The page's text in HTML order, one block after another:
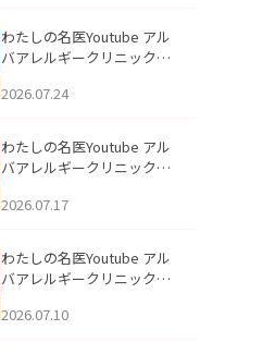
説」を公開いたしました。
わたしの名医Youtube アル
バアレルギークリニック札
える男性へ｜医師が教える
公開いたしました。
2026.07.24
わたしの名医Youtube アル
バアレルギークリニック札
跡にVビームは効く？向いて
説」を公開いたしました。
2026.07.17
わたしの名医Youtube アル
バアレルギークリニック札
医師が明かす副作用・リバ
2026.07.10